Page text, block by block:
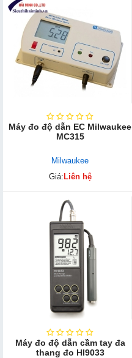
Máy đo độ dẫn EC Milwaukee
MC315
Milwaukee
Giá: Liên hệ
Máy đo độ dẫn cầm tay đa
thang đo HI9033